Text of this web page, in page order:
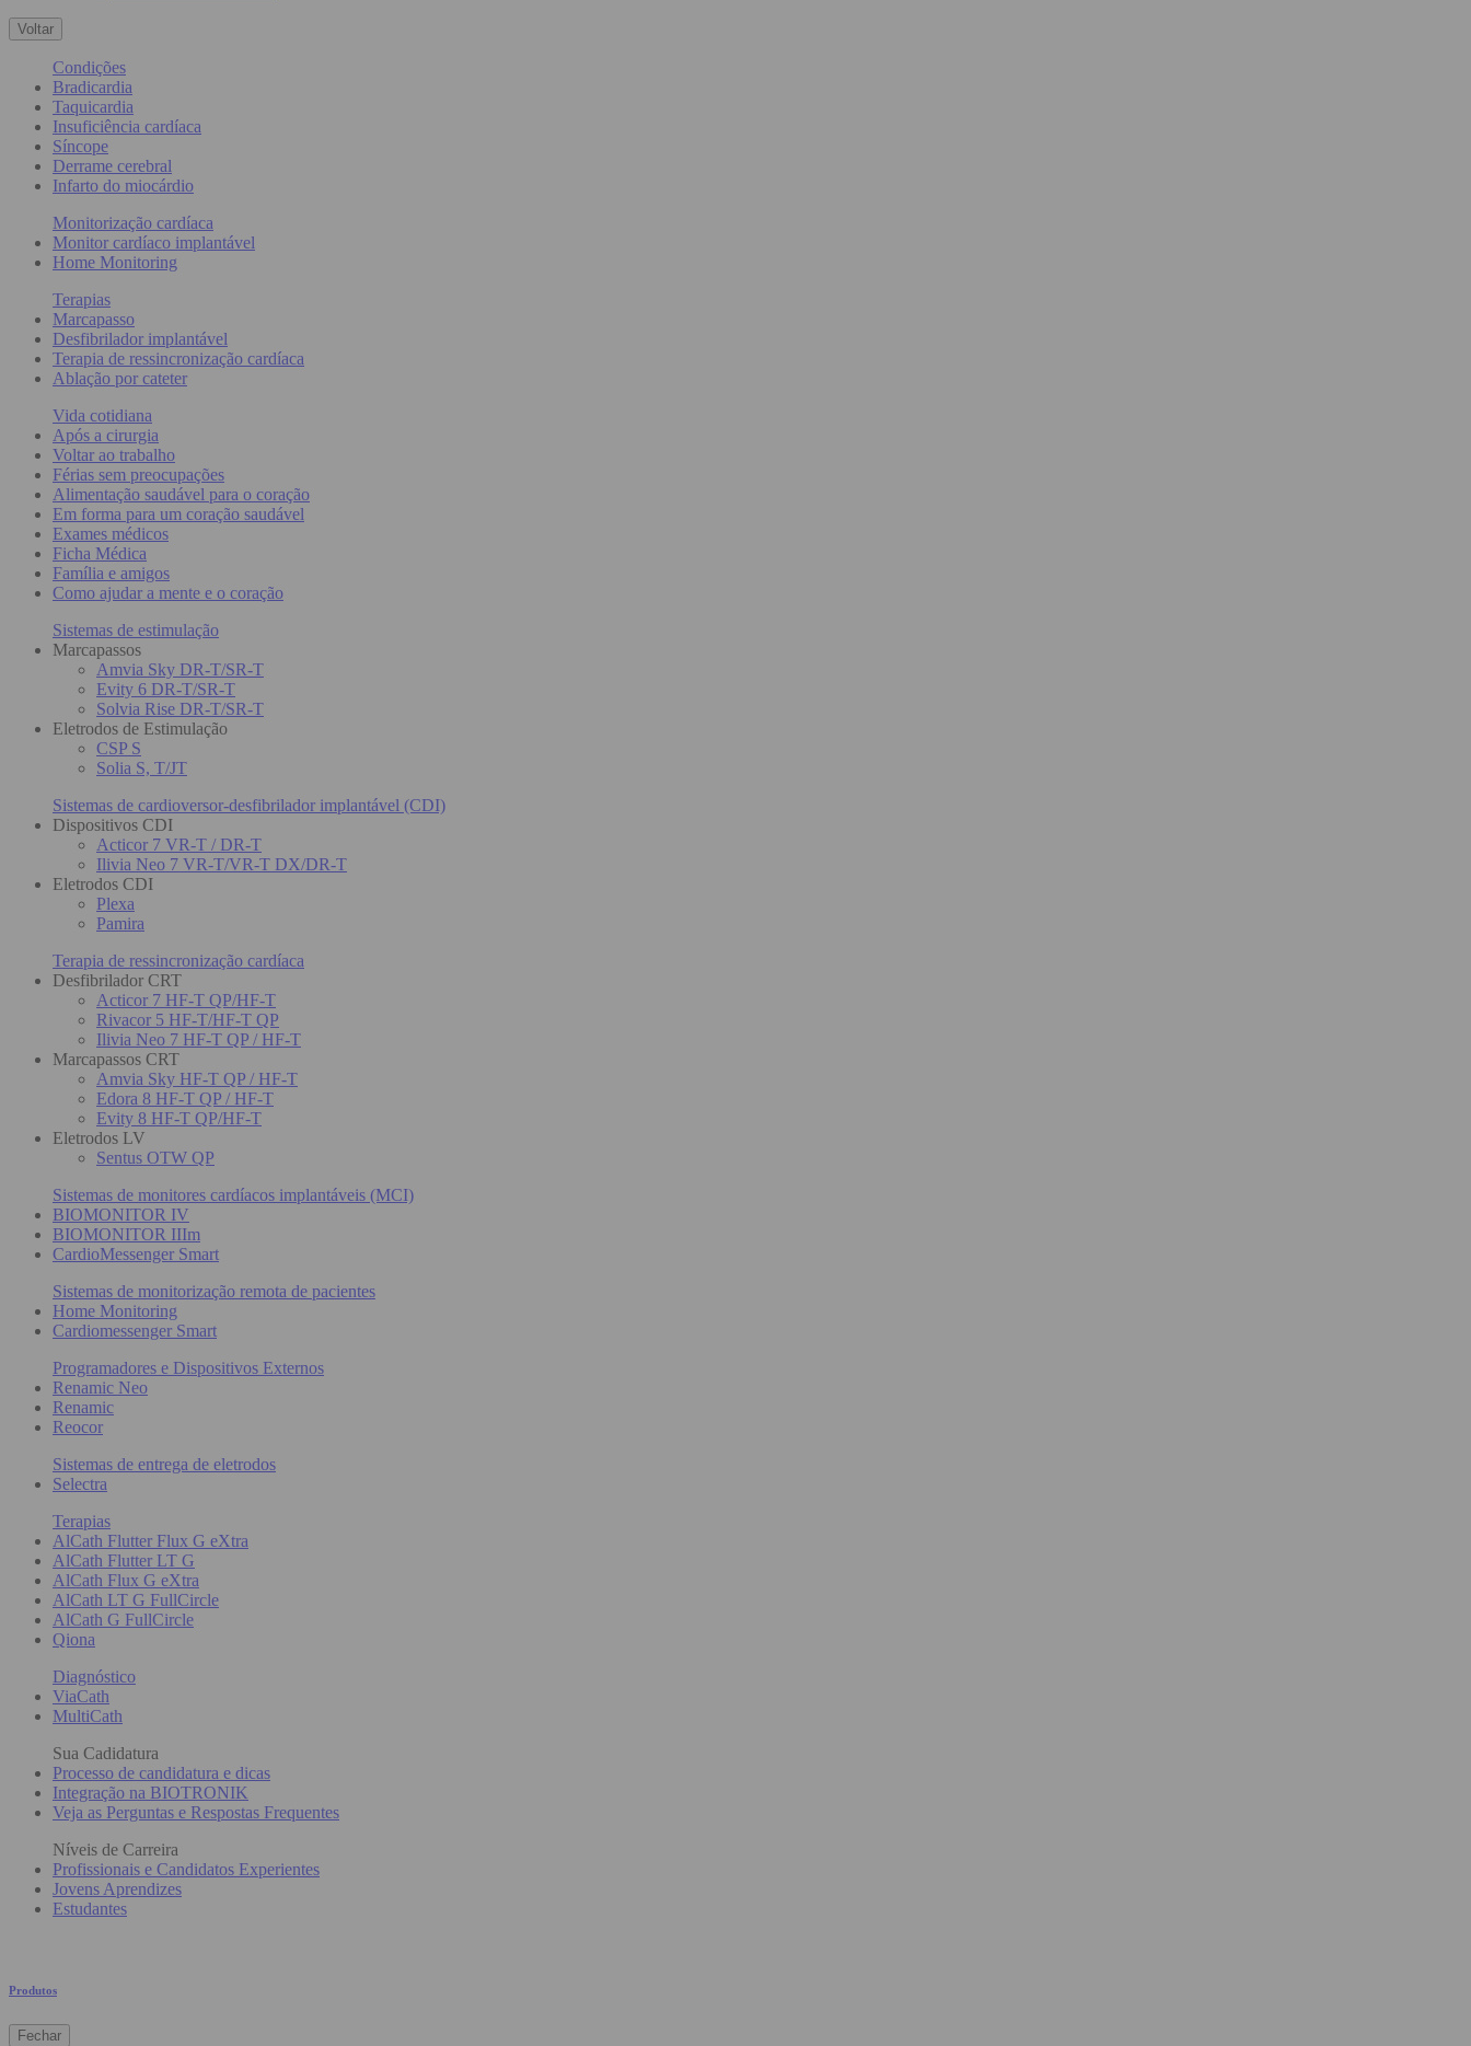
Voltar
Condições
Bradicardia
Taquicardia
Insuficiência cardíaca
Síncope
Derrame cerebral
Infarto do miocárdio
Monitorização cardíaca
Monitor cardíaco implantável
Home Monitoring
Terapias
Marcapasso
Desfibrilador implantável
Terapia de ressincronização cardíaca
Ablação por cateter
Vida cotidiana
Após a cirurgia
Voltar ao trabalho
Férias sem preocupações
Alimentação saudável para o coração
Em forma para um coração saudável
Exames médicos
Ficha Médica
Família e amigos
Como ajudar a mente e o coração
Sistemas de estimulação
Marcapassos
Amvia Sky DR-T/SR-T
Evity 6 DR-T/SR-T
Solvia Rise DR-T/SR-T
Eletrodos de Estimulação
CSP S
Solia S, T/JT
Sistemas de cardioversor-desfibrilador implantável (CDI)
Dispositivos CDI
Acticor 7 VR-T / DR-T
Ilivia Neo 7 VR-T/VR-T DX/DR-T
Eletrodos CDI
Plexa
Pamira
Terapia de ressincronização cardíaca
Desfibrilador CRT
Acticor 7 HF-T QP/HF-T
Rivacor 5 HF-T/HF-T QP
Ilivia Neo 7 HF-T QP / HF-T
Marcapassos CRT
Amvia Sky HF-T QP / HF-T
Edora 8 HF-T QP / HF-T
Evity 8 HF-T QP/HF-T
Eletrodos LV
Sentus OTW QP
Sistemas de monitores cardíacos implantáveis (MCI)
BIOMONITOR IV
BIOMONITOR IIIm
CardioMessenger Smart
Sistemas de monitorização remota de pacientes
Home Monitoring
Cardiomessenger Smart
Programadores e Dispositivos Externos
Renamic Neo
Renamic
Reocor
Sistemas de entrega de eletrodos
Selectra
Terapias
AlCath Flutter Flux G eXtra
AlCath Flutter LT G
AlCath Flux G eXtra
AlCath LT G FullCircle
AlCath G FullCircle
Qiona
Diagnóstico
ViaCath
MultiCath
Sua Cadidatura
Processo de candidatura e dicas
Integração na BIOTRONIK
Veja as Perguntas e Respostas Frequentes
Níveis de Carreira
Profissionais e Candidatos Experientes
Jovens Aprendizes
Estudantes
Produtos
Fechar